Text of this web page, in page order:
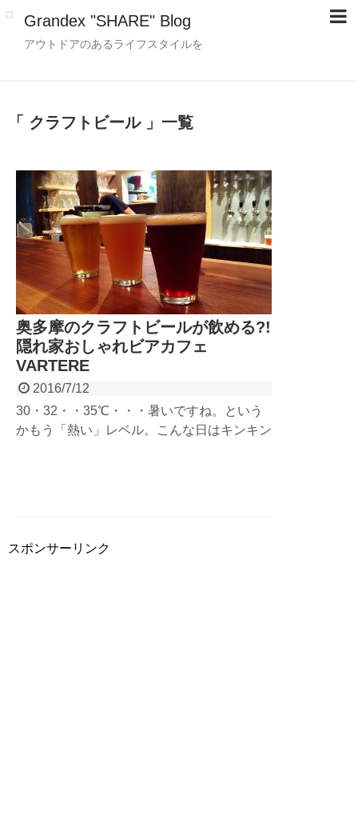
Grandex "SHARE" Blog
アウトドアのあるライフスタイルを
「 クラフトビール 」一覧
奥多摩のクラフトビールが飲める?!
隠れ家おしゃれビアカフェ
VARTERE
2016/7/12
30・32・・35℃・・・暑いですね。という
かもう「熱い」レベル。こんな日はキンキン
い至福のビールです。
スポンサーリンク